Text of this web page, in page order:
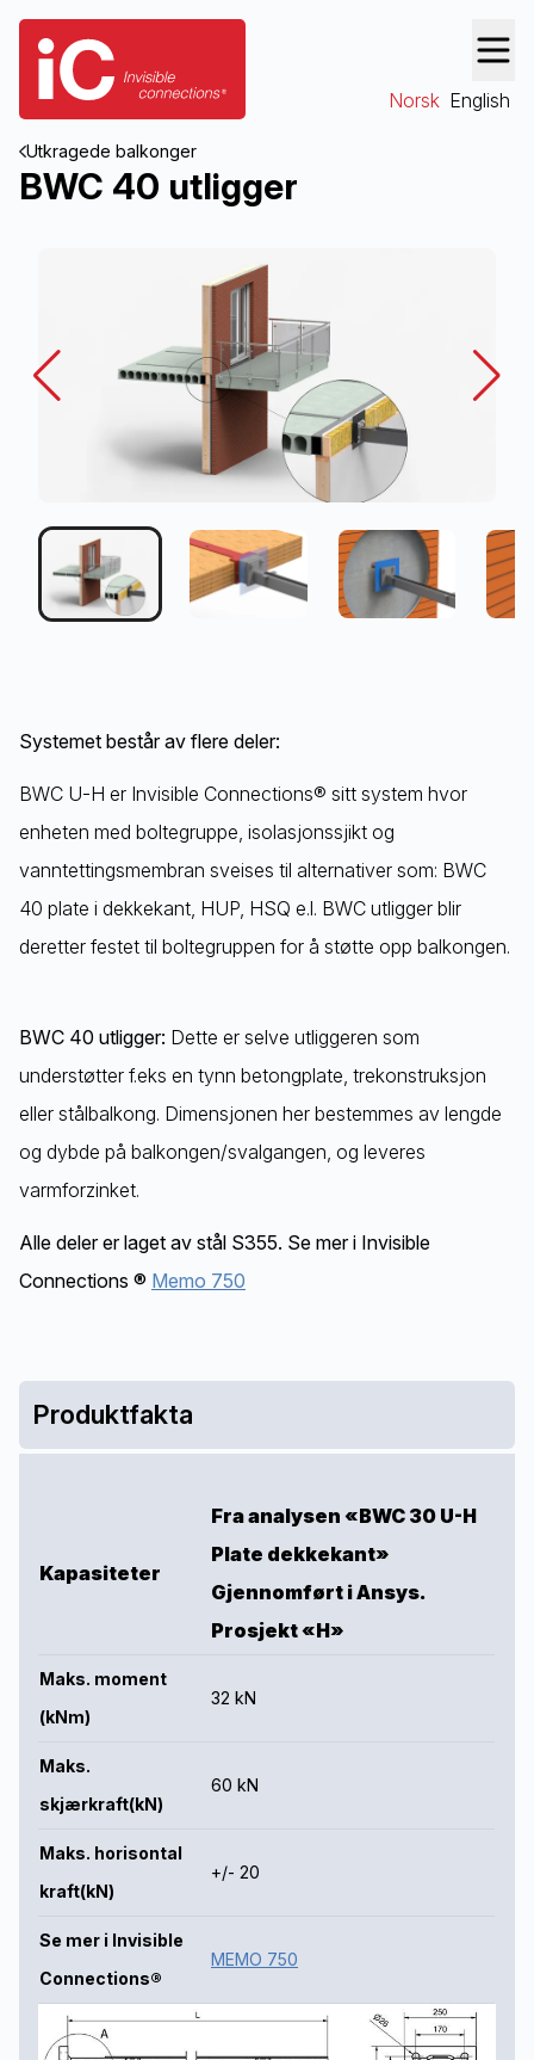
Norsk English
Utkragede balkonger
BWC 40 utligger
Systemet består av flere deler:
BWC U-H er Invisible Connections® sitt system hvor
enheten med boltegruppe, isolasjonssjikt og
vanntettingsmembran sveises til alternativer som: BWC
40 plate i dekkekant, HUP, HSQ e.l. BWC utligger blir
deretter festet til boltegruppen for å støtte opp balkongen.
BWC 40 utligger: Dette er selve utliggeren som
understøtter f.eks en tynn betongplate, trekonstruksjon
eller stålbalkong. Dimensjonen her bestemmes av lengde
og dybde på balkongen/svalgangen, og leveres
varmforzinket.
Alle deler er laget av stål S355. Se mer i Invisible
Connections ® Memo 750
Produktfakta
Kapasiteter
Fra analysen «BWC 30 U-H
Plate dekkekant»
Gjennomført i Ansys.
Prosjekt «H»
Maks. moment
(kNm)
32 kN
Maks.
skjærkraft(kN)
60 kN
Maks. horisontal
kraft(kN)
+/- 20
Se mer i Invisible
Connections®
MEMO 750